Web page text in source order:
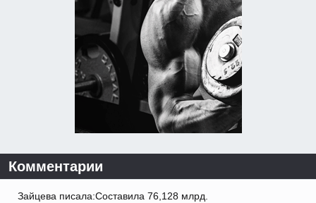
Комментарии
Зайцева писала:Составила 76,128 млрд.